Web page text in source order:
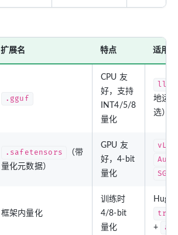
扩展名 特点 适用
.gguf
CPU 友
好，支持
INT4/5/8
量化
地运
选）
.safetensors
（带
量化元数据）
GPU 友
好，4-bit
量化
vLLM
框架内量化
训练时
4/8-bit
量化
+